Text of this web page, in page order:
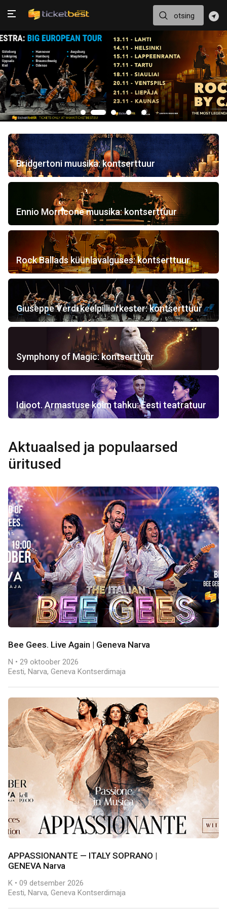
Bridgertoni muusika: kontserttuur
Ennio Morricone muusika: kontserttuur
Rock Ballads küünlavalguses: kontserttuur
Giuseppe Verdi keelpilliorkester: kontserttuur
Symphony of Magic: kontserttuur
Idioot. Armastuse kolm tahku: Eesti teatratuur
Aktuaalsed ja populaarsed
üritused
Bee Gees. Live Again | Geneva Narva
N • 29 oktoober 2026
Eesti, Narva, Geneva Kontserdimaja
APPASSIONANTE — ITALY SOPRANO |
GENEVA Narva
K • 09 detsember 2026
Eesti, Narva, Geneva Kontserdimaja